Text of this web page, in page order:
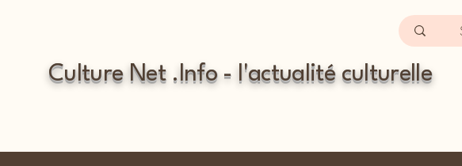
Culture Net .Info - l'actualité culturelle